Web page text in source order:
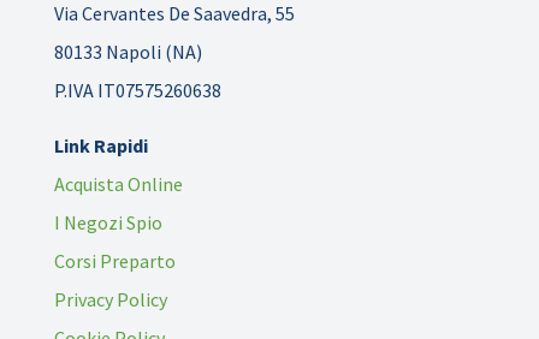
Via Cervantes De Saavedra, 55
80133 Napoli (NA)
P.IVA IT07575260638
Link Rapidi
Acquista Online
I Negozi Spio
Corsi Preparto
Privacy Policy